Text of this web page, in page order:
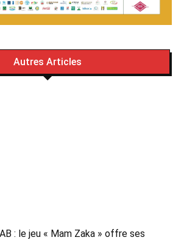
Autres Articles
: le jeu « Mam Zaka » offre ses